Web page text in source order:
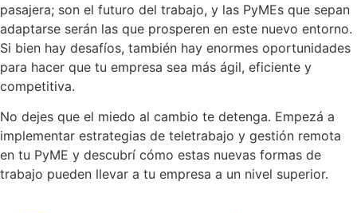
pasajera; son el futuro del trabajo, y las PyMEs que sepan
adaptarse serán las que prosperen en este nuevo entorno.
Si bien hay desafíos, también hay enormes oportunidades
para hacer que tu empresa sea más ágil, eficiente y
competitiva.
No dejes que el miedo al cambio te detenga. Empezá a
implementar estrategias de teletrabajo y gestión remota
en tu PyME y descubrí cómo estas nuevas formas de
trabajo pueden llevar a tu empresa a un nivel superior.